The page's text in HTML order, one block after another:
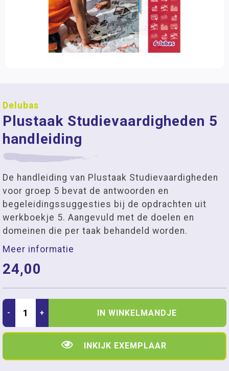
Delubas
Plustaak Studievaardigheden 5
handleiding
De handleiding van Plustaak Studievaardigheden
voor groep 5 bevat de antwoorden en
begeleidingssuggesties bij de opdrachten uit
werkboekje 5. Aangevuld met de doelen en
domeinen die per taak behandeld worden.
Meer informatie
24,00
- + IN WINKELMANDJE
INKIJK EXEMPLAAR